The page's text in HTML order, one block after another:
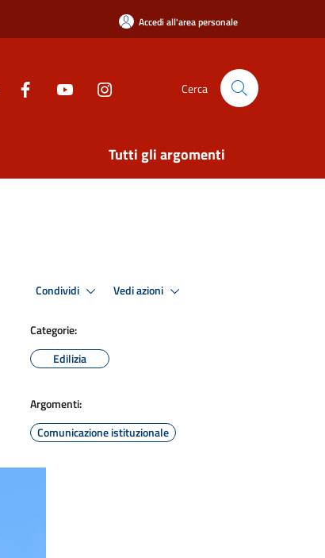
Accedi all'area personale
Cerca
Tutti gli argomenti
Condividi Vedi azioni
Categorie:
Edilizia
Argomenti:
Comunicazione istituzionale